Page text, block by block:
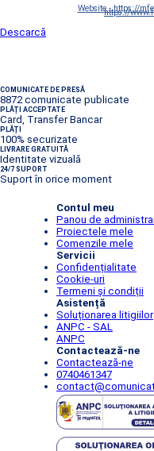
Website - https://
https://
Descarcă
COMUNICATE DE PRESĂ
8872 comunicate publicate
PLĂȚI ACCEPTATE
Card, Transfer Bancar
PLĂȚI
100% securizate
LIVRARE GRATUITĂ
Identitate vizuală
24/7 SUPORT
Suport în orice moment
Contul meu
Panou de
Proiectele mele
Comenzile mele
Servicii
Confidențialitate
Cookie-uri
Termeni și condiții
Asistență
Soluționarea litigiilor
ANPC - SAL
ANPC
Contactează-ne
Contactează-ne
0740461347